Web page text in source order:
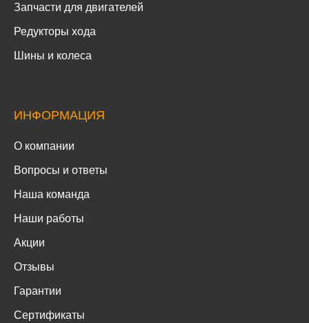
Запчасти для двигателей
Редукторы хода
Шины и колеса
ИНФОРМАЦИЯ
О компании
Вопросы и ответы
Наша команда
Наши работы
Акции
Отзывы
Гарантии
Сертификаты